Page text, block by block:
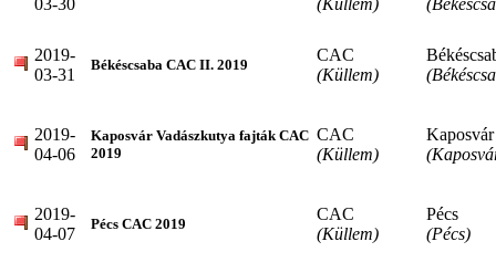
2019-
03-31
Békéscsaba CAC II. 2019
CAC
(Küllem)
2019-
04-06
Kaposvár Vadászkutya fajták CAC
2019
CAC
(Küllem)
Kaposvár
2019-
04-07
Pécs CAC 2019
CAC
(Küllem)
Pécs
(Pécs)